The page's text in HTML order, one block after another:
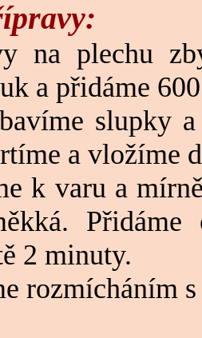
na plechu
a přidáme
slupky
a vložíme
k varu a
2 minuty.
rozmícháním